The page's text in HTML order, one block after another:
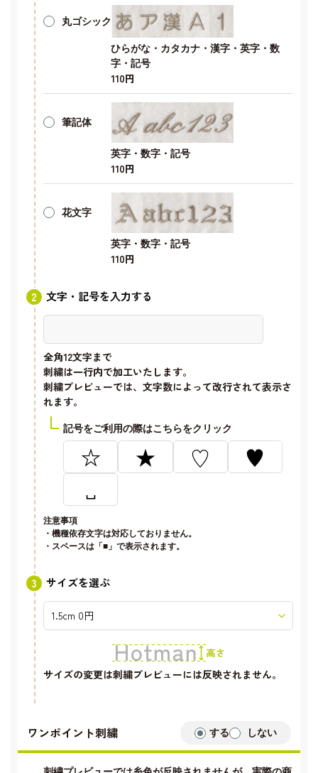
丸ゴシック
ひらがな・カタカナ・漢字・英字・数
字・記号
110円
筆記体
英字・数字・記号
110円
花文字
英字・数字・記号
110円
文字・記号を入力する
全角12文字まで
刺繍は一行内で加工いたします。
刺繍プレビューでは、文字数によって改行されて表示さ
れます。
記号をご利用の際はこちらをクリック
☆ ★ ♡
♥
␣
注意事項
・機種依存文字は対応しておりません。
・スペースは「■」で表示されます。
サイズを選ぶ
サイズの変更は刺繍プレビューには反映されません。
ワンポイント刺繍 する しない